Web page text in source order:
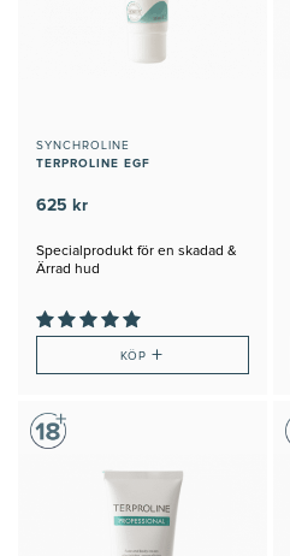
SYNCHROLINE
TERPROLINE EGF
625 kr
Specialprodukt för en skadad &
Ärrad hud
KÖP+